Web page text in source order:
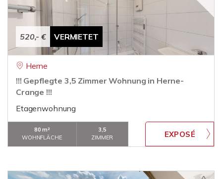
520,- € VERMIETET
Herne
!!! Gepflegte 3,5 Zimmer Wohnung in Herne-
Crange !!!
Etagenwohnung
80 m²
WOHNFLÄCHE
3,5
ZIMMER